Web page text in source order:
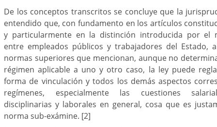
De los conceptos transcritos se concluye que la
entendido que, con fundamento en los artículos
y particularmente en la distinción introducida por el
entre empleados públicos y trabajadores del Estado,
normas superiores que mencionan, aunque no
régimen aplicable a uno y otro caso, la ley puede
forma de vinculación y todos los demás aspectos
regímenes, especialmente las cuestiones
disciplinarias y laborales en general, cosa que es
norma sub-exámine. [2]